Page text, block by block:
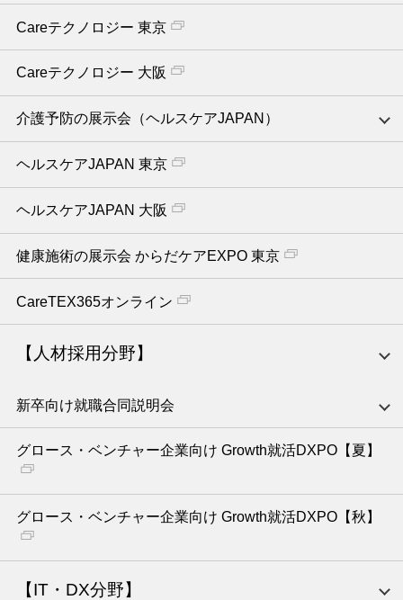
Careテクノロジー 東京
Careテクノロジー 大阪
介護予防の展示会（ヘルスケアJAPAN）
ヘルスケアJAPAN 東京
ヘルスケアJAPAN 大阪
健康施術の展示会 からだケアEXPO 東京
CareTEX365オンライン
【人材採用分野】
新卒向け就職合同説明会
グロース・ベンチャー企業向け Growth就活DXPO【夏】
グロース・ベンチャー企業向け Growth就活DXPO【秋】
【IT・DX分野】